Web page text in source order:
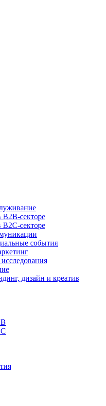
секторе
B2С-секторе
события
дизайн и креатив